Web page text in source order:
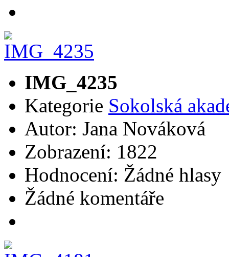
IMG_4235
Kategorie Sokolská
Autor: Jana Nováková
Zobrazení: 1822
Hodnocení: Žádné hlasy
Žádné komentáře